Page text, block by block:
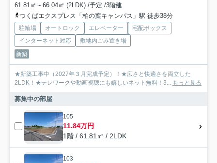
61.81㎡～66.04㎡ (2LDK) /予定 /3階建
つくばエクスプレス「柏の葉キャンパス」駅 徒歩38分
駐輪場 オートロック エレベーター
宅配ボックス
インターネット対応
敷地内ごみ置き場
新築
★新築工事中（2027年３月完成予定）！★広さと快適さを両立した
2LDK！★テレワークや動画視聴にも嬉しいネット無料！3...
もっと見る
募集中の部屋
105
11.84万円
1階 / 61.81㎡ / 2LDK
103